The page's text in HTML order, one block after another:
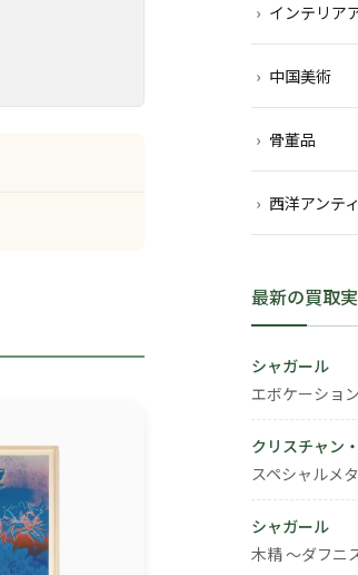
インテリア
中国美術
骨董品
西洋アンテ
最新の買取
シャガール
エボケーション
クリスチャン
スペシャルメ
シャガール
木精 ～ダフニ